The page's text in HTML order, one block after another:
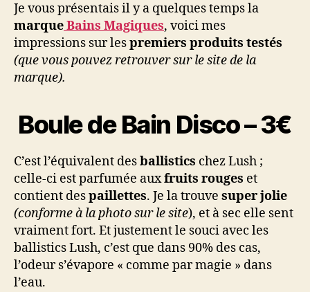
Je vous présentais il y a quelques temps la
marqueBains Magiques, voici mes
impressions sur lespremiers produits testés
(que vous pouvez retrouver sur le site de la
marque).
Boule de Bain Disco – 3€
C’est l’équivalent desballistics chez Lush ;
celle-ci est parfumée auxfruits rouges et
contient despaillettes. Je la trouve super jolie
(conforme à la photo sur le site), et à sec elle sent
vraiment fort. Et justement le souci avec les
ballistics Lush, c’est que dans 90% des cas,
l’odeur s’évapore « comme par magie » dans
l’eau.